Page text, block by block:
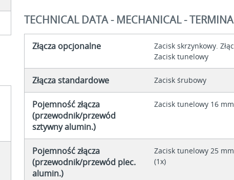
TECHNICAL DATA - MECHANICAL -
Złącza opcjonalne
Zacisk skrzynkowy.
Zacisk tunelowy
Złącza standardowe Zacisk śrubowy
Pojemność złącza
(przewodnik/przewód
sztywny alumin.)
Zacisk tunelowy 16
Pojemność złącza
(przewodnik/przewód plec.
alumin.)
Zacisk tunelowy 25
(1x)